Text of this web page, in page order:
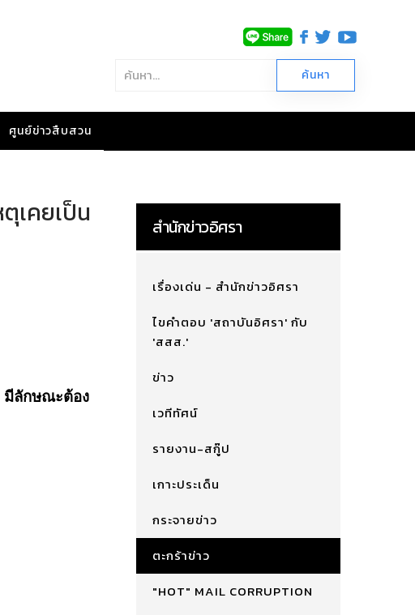
ศูนย์ข่าวสืบสวน
เคยเป็น
มีลักษณะต้อง
สำนักข่าวอิศรา
เรื่องเด่น - สำนักข่าวอิศรา
ไขคำตอบ 'สถาบันอิศรา' กับ
'สสส.'
ข่าว
เวทีทัศน์
รายงาน-สกู๊ป
เกาะประเด็น
กระจายข่าว
ตะกร้าข่าว
"HOT" MAIL CORRUPTION